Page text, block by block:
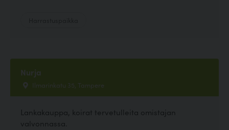
Nurja
Ilmarinkatu 35, Tampere
Lankakauppa, koirat tervetulleita omistajan
valvonnassa.